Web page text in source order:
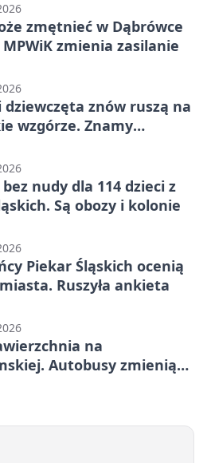
zmętnieć w Dąbrówce
zmienia zasilanie
dziewczęta znów ruszą na
wzgórze. Znamy
nudy dla 114 dzieci z
Są obozy i kolonie
Piekar Śląskich ocenią
Ruszyła ankieta
na
Autobusy zmienią